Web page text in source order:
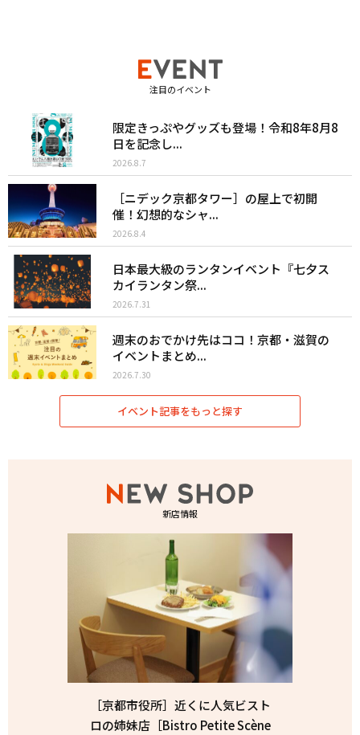
注目のイベント
限定きっぷやグッズも登場！令和8年8月8
日を記念し...
2026.8.7
［ニデック京都タワー］の屋上で初開
催！幻想的なシャ...
2026.8.4
日本最大級のランタンイベント『七夕ス
カイランタン祭...
2026.7.31
週末のおでかけ先はココ！京都・滋賀の
イベントまとめ...
2026.7.30
イベント記事をもっと探す
新店情報
［京都市役所］近くに人気ビスト
ロの姉妹店［Bistro Petite Scène